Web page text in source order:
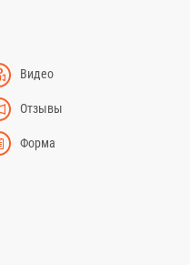
Видео
Отзывы
Форма